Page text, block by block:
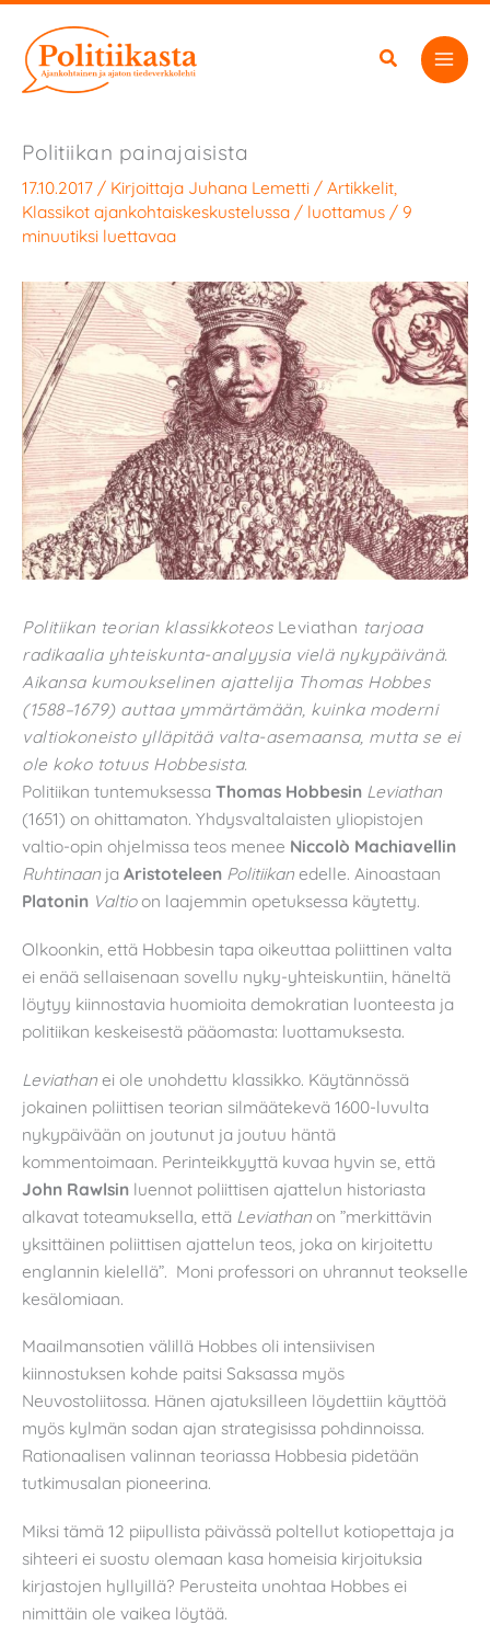
sisältöön
Politiikan painajaisista
17.10.2017 / Kirjoittaja Juhana Lemetti / Artikkelit
Klassikot ajankohtaiskeskustelussa / luottamus / 9
minuutiksi luettavaa
Politiikan teorian klassikkoteos Leviathan tarjoaa
radikaalia yhteiskunta-analyysia vielä nykypäivänä.
Aikansa kumoukselinen ajattelija Thomas Hobbes
(1588–1679) auttaa ymmärtämään, kuinka moderni
valtiokoneisto ylläpitää valta-asemaansa, mutta se ei
ole koko totuus Hobbesista.
Politiikan tuntemuksessa Thomas Hobbesin Leviathan
(1651) on ohittamaton. Yhdysvaltalaisten yliopistojen
valtio-opin ohjelmissa teos menee Niccolò Machiavellin
Ruhtinaan ja Aristoteleen Politiikan edelle. Ainoastaan
Platonin Valtioon laajemmin opetuksessa käytetty.
Olkoonkin, että Hobbesin tapa oikeuttaa poliittinen valta
ei enää sellaisenaan sovellu nyky-yhteiskuntiin, häneltä
löytyy kiinnostavia huomioita demokratian luonteesta ja
politiikan keskeisestä pääomasta: luottamuksesta.
Leviathan ei ole unohdettu klassikko. Käytännössä
jokainen poliittisen teorian silmäätekevä 1600-luvulta
nykypäivään on joutunut ja joutuu häntä
kommentoimaan. Perinteikkyyttä kuvaa hyvin se, että
John Rawlsin luennot poliittisen ajattelun historiasta
alkavat toteamuksella, että Leviathan on ”merkittävin
yksittäinen poliittisen ajattelun teos, joka on kirjoitettu
englannin kielellä”. Moni professori on uhrannut teokselle
kesälomiaan.
Maailmansotien välillä Hobbes oli intensiivisen
kiinnostuksen kohde paitsi Saksassa myös
Neuvostoliitossa. Hänen ajatuksilleen löydettiin käyttöä
myös kylmän sodan ajan strategisissa pohdinnoissa.
Rationaalisen valinnan teoriassa Hobbesia pidetään
tutkimusalan pioneerina.
Miksi tämä 12 piipullista päivässä poltellut kotiopettaja ja
sihteeri ei suostu olemaan kasa homeisia kirjoituksia
kirjastojen hyllyillä? Perusteita unohtaa Hobbes ei
nimittäin ole vaikea löytää.